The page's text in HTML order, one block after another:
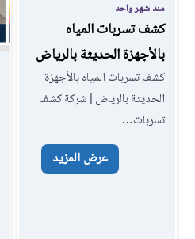
منذ شهر واحد
كشف تسربات المياه
بالأجهزة الحديثة بالرياض
كشف تسربات المياه بالأجهزة
الحديثة بالرياض | شركة كشف
تسربات…
عرض المزيد